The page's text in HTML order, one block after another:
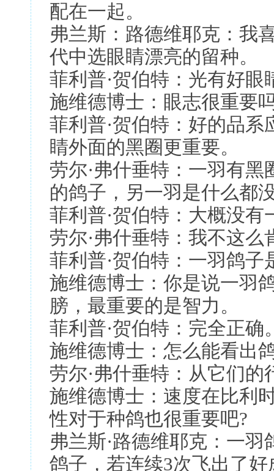
配在一起。
弗兰斯：路德维耶克：我
代中选眼睛漂亮的留种。
菲利普·贺伯特：光有好
施维德博士：眼志很重要
菲利普·贺伯特：好的品
睛外面的黑圈更重要。
劳尔·弗什垂特：一羽有
的鸽子，另一羽是什么都
菲利普·贺伯特：大概没
劳尔·弗什垂特：我不这么
菲利普·贺伯特：一羽鸽
施维德博士：你是说一羽
膀，最重要的是智力。
菲利普·贺伯特：完全正确
施维德博士：怎么能看出
劳尔·弗什垂特：从它们的
施维德博士：速度在比利
性对于种鸽也很重要吧?
弗兰斯·路德维耶克：一
鸽子，若连续3次飞出了